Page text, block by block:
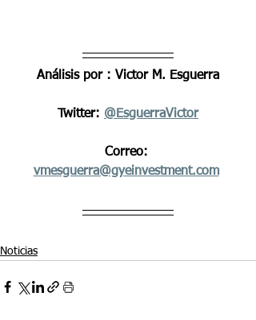
Análisis por : Victor M. Esguerra
Twitter: @EsguerraVictor
Correo:
vmesguerra@gyeinvestment.com
Noticias